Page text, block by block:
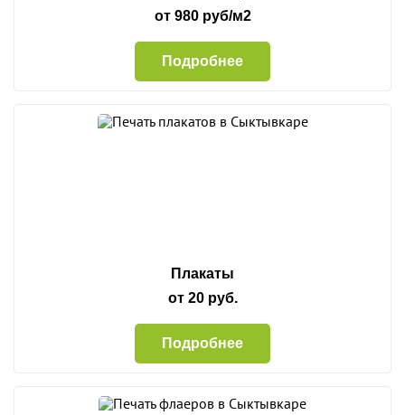
от 980 руб/м2
Подробнее
Плакаты
от 20 руб.
Подробнее